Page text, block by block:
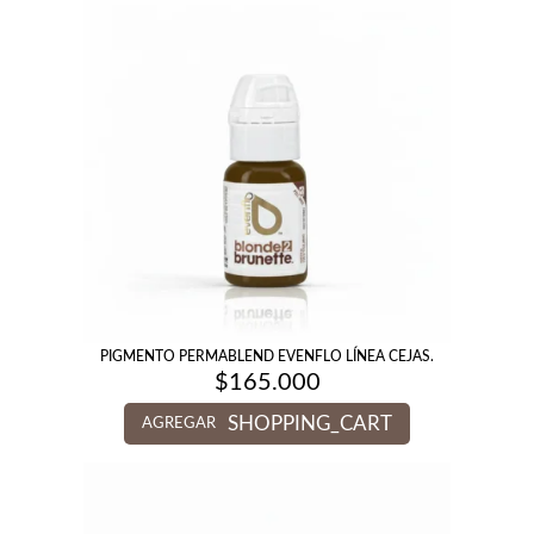
PIGMENTO PERMABLEND EVENFLO LÍNEA CEJAS.
$165.000
AGREGAR SHOPPING_CART